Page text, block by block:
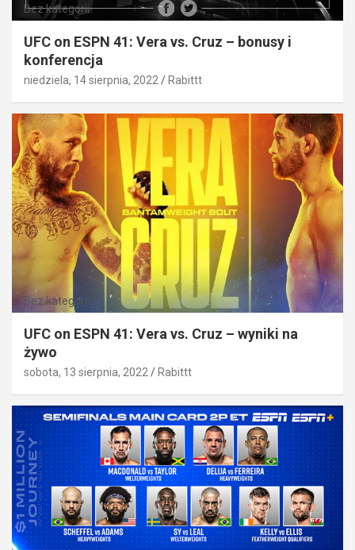
Bez kategorii
UFC on ESPN 41: Vera vs. Cruz – bonusy i
konferencja
niedziela, 14 sierpnia, 2022 Rabittt
Bez kategorii
UFC on ESPN 41: Vera vs. Cruz – wyniki na
żywo
sobota, 13 sierpnia, 2022 Rabittt